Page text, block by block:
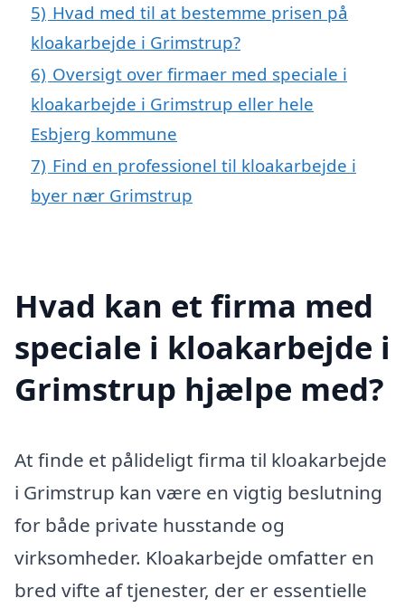
5) Hvad med til at bestemme prisen på
kloakarbejde i Grimstrup?
6) Oversigt over firmaer med speciale i
kloakarbejde i Grimstrup eller hele
Esbjerg kommune
7) Find en professionel til kloakarbejde i
byer nær Grimstrup
Hvad kan et firma med
speciale i kloakarbejde i
Grimstrup hjælpe med?
At finde et pålideligt firma til kloakarbejde
i Grimstrup kan være en vigtig beslutning
for både private husstande og
virksomheder. Kloakarbejde omfatter en
bred vifte af tjenester, der er essentielle